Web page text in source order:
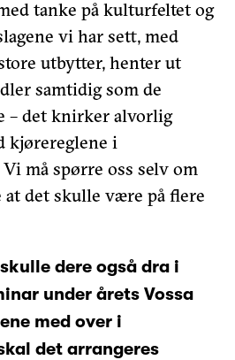
tanke på kulturfeltet og
vi har sett, med
utbytter, henter ut
samtidig som de
– det knirker alvorlig
kjørereglene i
må spørre oss selv om
det skulle være på flere
dere også dra i
under årets Vossa
med over i
det arrangeres